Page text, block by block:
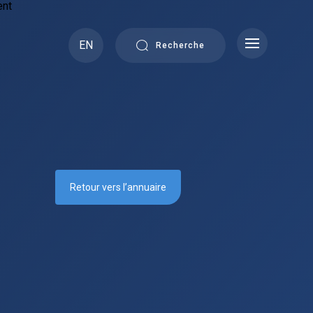
EN Recherche
Retour vers l’annuaire